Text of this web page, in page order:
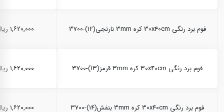
فوم برد رنگی 30x40cm کره 3mm نارنجی(12)-3700 ۱,۶۲۰,۰۰۰ ریال
فوم برد رنگی 30x40cm کره 3mm قرمز(13)-3700 ۱,۶۲۰,۰۰۰ ریال
فوم برد رنگی 30x40cm کره 3mm بنفش(14)-3700 ۱,۶۲۰,۰۰۰ ریال